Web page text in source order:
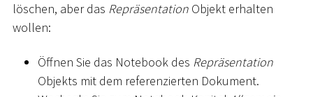
löschen, aber das Repräsentation Objekt erhalten
wollen:
Öffnen Sie das Notebook des Repräsentation
Objekts mit dem referenzierten Dokument.